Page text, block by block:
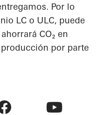
Por lo
LC o ULC, puede
CO₂ en
por parte